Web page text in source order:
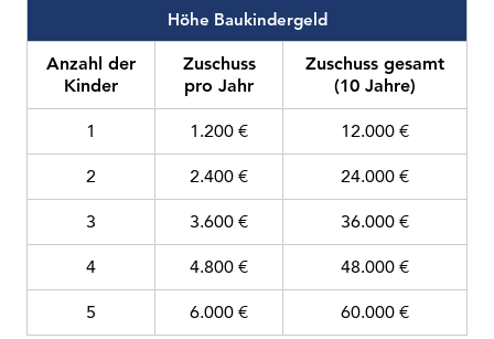
Höhe Baukindergeld
Anzahl der
Kinder
Zuschuss
pro Jahr
Zuschuss gesamt
(10 Jahre)
1 1.200 € 12.000 €
2 2.400 € 24.000 €
3 3.600 € 36.000 €
4 4.800 € 48.000 €
5 6.000 € 60.000 €